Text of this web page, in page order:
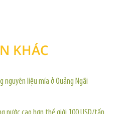
KHÁC
nguyên liệu mía ở Quảng Ngãi